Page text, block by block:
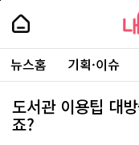
본
로
가
내
손
안
에
서
울
-
서
울
내
손
에
울
주
요
서
뉴스홈 기획·이슈
도서관 이용팁 대
죠?
페
상
단
로